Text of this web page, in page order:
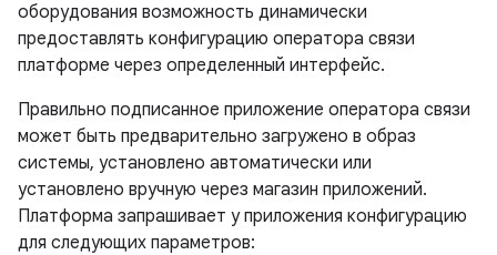
оборудования возможность динамически
предоставлять конфигурацию оператора связи
платформе через определенный интерфейс.
Правильно подписанное приложение оператора связи
может быть предварительно загружено в образ
системы, установлено автоматически или
установлено вручную через магазин приложений.
Платформа запрашивает у приложения конфигурацию
для следующих параметров: